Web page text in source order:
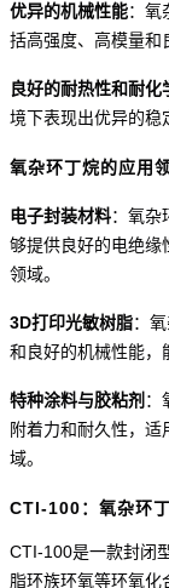
优异的机械性能：氧
括高强度、高模量和
良好的耐热性和耐化
境下表现出优异的稳
氧杂环丁烷的应用
电子封装材料：氧杂
够提供良好的电绝缘
领域。
3D打印光敏树脂：
和良好的机械性能，
特种涂料与胶粘剂 ：
附着力和耐久性，
域。
CTI-100：氧杂环
CTI-100是一款封闭
脂环族环氧等环氧化